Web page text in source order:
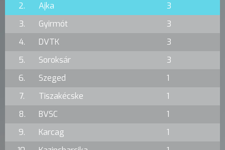
2.
Ajka
3
3.
Gyirmót
3
4.
DVTK
3
5.
Soroksár
3
6.
Szeged
1
7.
Tiszakécske
1
8.
BVSC
1
9.
Karcag
1